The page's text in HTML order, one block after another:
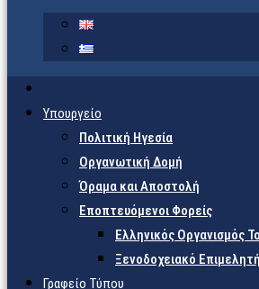
Υπουργείο
Πολιτική Ηγεσία
Οργανωτική Δομή
Όραμα και Αποστολή
Εποπτευόμενοι Φορείς
Eλληνικός Οργανισμός
Ξενοδοχειακό
Γραφείο Τύπου